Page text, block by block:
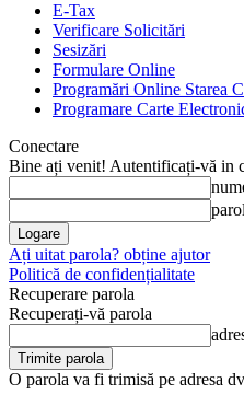
E-Tax
Verificare Solicitări
Sesizări
Formulare Online
Programări Online Starea
Programare Carte
Conectare
Bine ați venit! Autentificați-vă in
Ați uitat parola? obține ajutor
Politică de confidențialitate
Recuperare parola
Recuperați-vă parola
O parola va fi trimisă pe adresa